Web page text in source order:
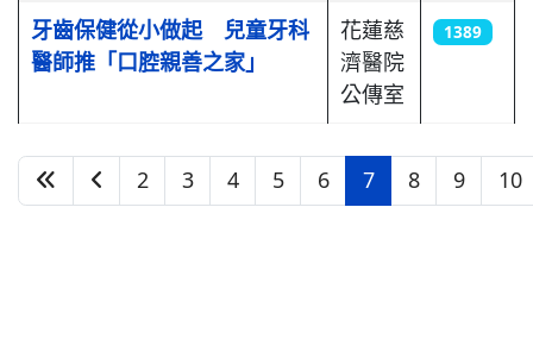
牙齒保健從小做起 兒童牙科
醫師推「口腔親善之家」
花蓮慈
濟醫院
公傳室
1389
第 7 頁，共 22 頁
2 3 4 5 6 7 8 9 10